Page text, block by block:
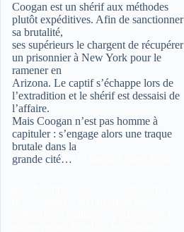
Coogan est un shérif aux méthodes
plutôt expéditives. Afin de sanctionner
sa brutalité,
ses supérieurs le chargent de récupérer
un prisonnier à New York pour le
ramener en
Arizona. Le captif s’échappe lors de
l’extradition et le shérif est dessaisi de
l’affaire.
Mais Coogan n’est pas homme à
capituler : s’engage alors une traque
brutale dans la
grande cité…